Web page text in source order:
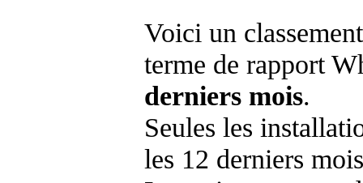
Voici un
terme de rapport
derniers mois.
Seules les
les 12 derniers